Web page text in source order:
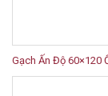
Gạch Ấn Độ 60×120